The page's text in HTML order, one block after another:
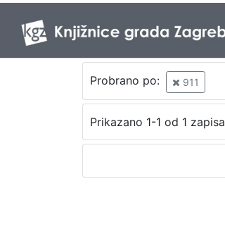
Probrano po: 911
Prikazano 1-1 od 1 zapisa